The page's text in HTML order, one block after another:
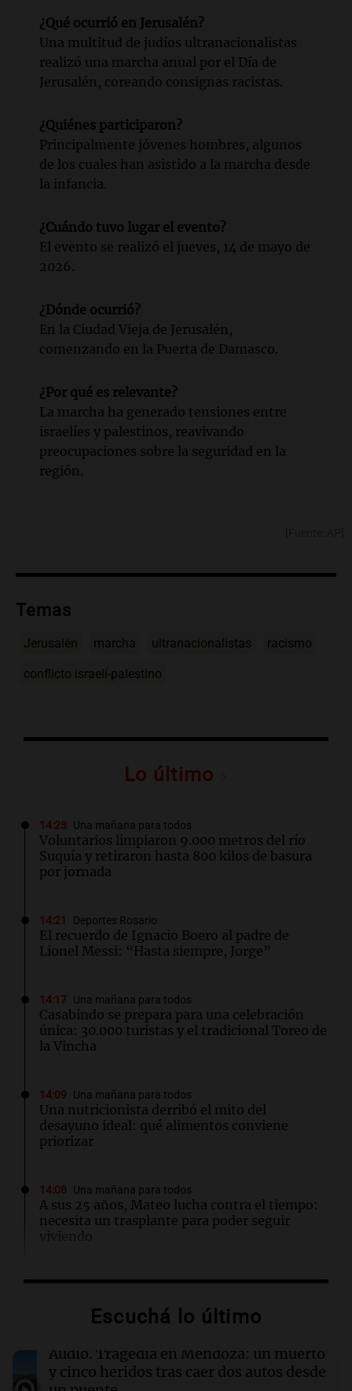
¿Qué ocurrió en Jerusalén?
Una multitud de judíos ultranacionalistas
realizó una marcha anual por el Día de
Jerusalén, coreando consignas racistas.
¿Quiénes participaron?
Principalmente jóvenes hombres, algunos
de los cuales han asistido a la marcha desde
la infancia.
¿Cuándo tuvo lugar el evento?
El evento se realizó el jueves, 14 de mayo de
2026.
¿Dónde ocurrió?
En la Ciudad Vieja de Jerusalén,
comenzando en la Puerta de Damasco.
¿Por qué es relevante?
La marcha ha generado tensiones entre
israelíes y palestinos, reavivando
preocupaciones sobre la seguridad en la
región.
Temas
Jerusalén marcha ultranacionalistas racismo
conflicto israelí-palestino
Lo último
14:23 Una mañana para todos
Voluntarios limpiaron 9.000 metros del río
Suquía y retiraron hasta 800 kilos de basura
por jornada
14:21 Deportes Rosario
El recuerdo de Ignacio Boero al padre de
Lionel Messi: “Hasta siempre, Jorge”
14:17 Una mañana para todos
Casabindo se prepara para una celebración
única: 30.000 turistas y el tradicional Toreo de
la Vincha
14:09 Una mañana para todos
Una nutricionista derribó el mito del
desayuno ideal: qué alimentos conviene
priorizar
14:08 Una mañana para todos
A sus 25 años, Mateo lucha contra el tiempo:
necesita un trasplante para poder seguir
viviendo
13:57 Una mañana para todos
heridos tras caer dos autos desde un puente
Sociedad
“Santa Fe te abraza”: el mensaje de Pullaro
Escuchá lo último
Audio. Tragedia en Mendoza: un muerto
y cinco heridos tras caer dos autos desde